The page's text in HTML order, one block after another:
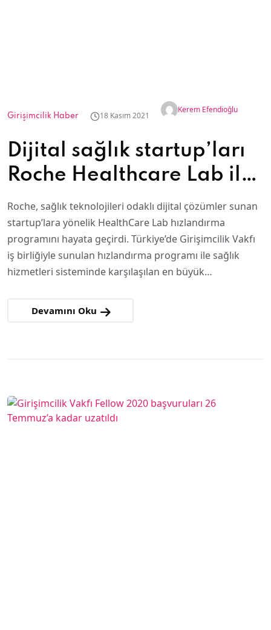
Girişimcilik Haber 18 Kasım 2021
Kerem Efendioğlu
Dijital sağlık startup’ları
Roche Healthcare Lab ile
büyüyecek
Roche, sağlık teknolojileri odaklı dijital çözümler sunan
startup’lara yönelik HealthCare Lab hızlandırma
programını hayata geçirdi. Türkiye’de Girişimcilik Vakfı
iş birliğiyle sunulan hızlandırma programı ile sağlık
hizmetleri sisteminde karşılaşılan en büyük…
Devamını Oku